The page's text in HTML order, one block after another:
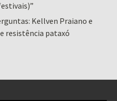
Kellven Praiano e
resistência pataxó